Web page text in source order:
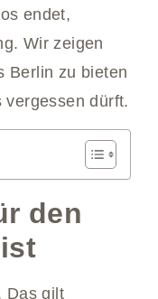
endet,
Wir zeigen
Berlin zu bieten
vergessen dürft.
den
Das gilt